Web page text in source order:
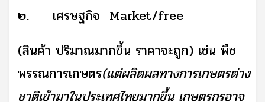
๒.
เศรษฐกิจ Market/free
(สินค้า ปริมาณมากขึ้น ราคาจะถูก) เช่น พืช
พรรณการเกษตร(แต่ผลิตผลทางการเกษตรต่าง
ชาติเข้ามาในประเทศไทยมากขึ้น เกษตรกรอาจ